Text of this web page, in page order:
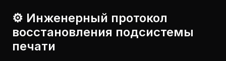
⚙️ Инженерный протокол
восстановления подсистемы
печати